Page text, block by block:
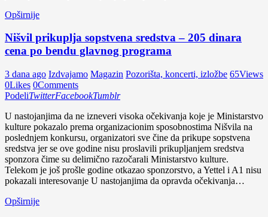
Opširnije
Nišvil prikuplja sopstvena sredstva – 205 dinara
cena po bendu glavnog programa
3 dana ago Izdvajamo Magazin Pozorišta, koncerti, izložbe 65Views
0Likes 0Comments
PodeliTwitterFacebookTumblr
U nastojanjima da ne izneveri visoka očekivanja koje je Ministarstvo
kulture pokazalo prema organizacionim sposobnostima Nišvila na
poslednjem konkursu, organizatori sve čine da prikupe sopstvena
sredstva jer se ove godine nisu proslavili prikupljanjem sredstva
sponzora čime su delimično razočarali Ministarstvo kulture.
Telekom je još prošle godine otkazao sponzorstvo, a Yettel i A1 nisu
pokazali interesovanje U nastojanjima da opravda očekivanja…
Opširnije